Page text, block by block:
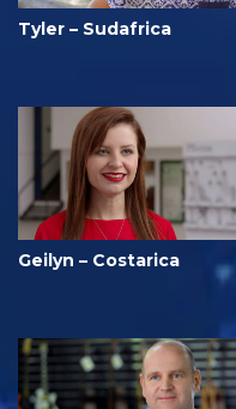
Tyler – Sudafrica
Geilyn – Costarica